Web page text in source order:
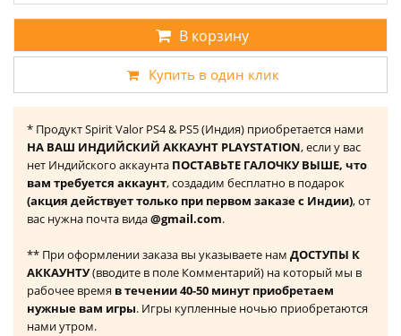
В корзину
Купить в один клик
* Продукт Spirit Valor PS4 & PS5 (Индия) приобретается нами
НА ВАШ ИНДИЙСКИЙ АККАУНТ PLAYSTATION, если у вас
нет Индийского аккаунта ПОСТАВЬТЕ ГАЛОЧКУ ВЫШЕ, что
вам требуется аккаунт, создадим бесплатно в подарок
(акция действует только при первом заказе с Индии), от
вас нужна почта вида@gmail.com.
** При оформлении заказа вы указываете нам ДОСТУПЫ К
АККАУНТУ(вводите в поле Комментарий) на который мы в
рабочее время в течении 40-50 минут приобретаем
нужные вам игры. Игры купленные ночью приобретаются
нами утром.